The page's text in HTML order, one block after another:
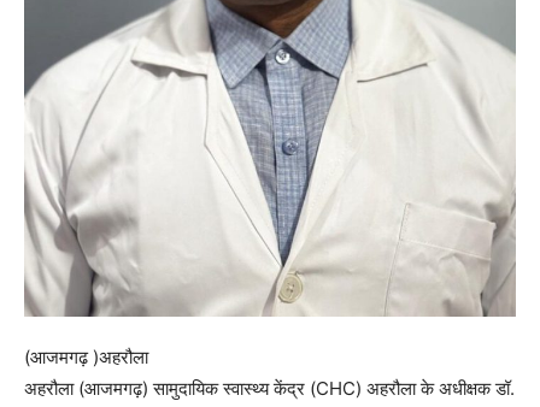
(आजमगढ़ )अहरौला
अहरौला (आजमगढ़) सामुदायिक स्वास्थ्य केंद्र (CHC) अहरौला के अधीक्षक डॉ.